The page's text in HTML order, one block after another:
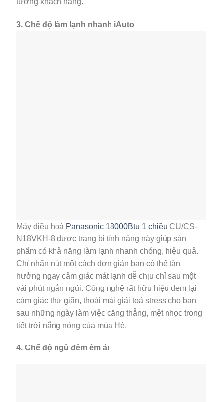
3. Chế độ làm lạnh nhanh iAuto
Máy điều hoà Panasonic 18000Btu 1 chiều CU/CS-
N18VKH-8 được trang bị tính năng này giúp sản
phẩm có khả năng làm lạnh nhanh chóng, hiệu quả.
Chỉ nhấn nút một cách đơn giản bạn có thể tận
hưởng ngay cảm giác mát lạnh dễ chịu chỉ sau một
vài phút ngắn ngủi. Công nghệ rất hữu hiệu đem lại
cảm giác thư giãn, thoải mái giải toả stress cho bạn
sau những ngày làm việc căng thẳng, mệt nhọc trong
tiết trời nắng nóng của mùa Hè.
4. Chế độ ngủ đêm êm ái